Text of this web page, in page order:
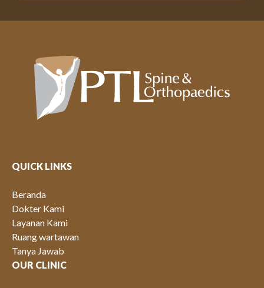
QUICK LINKS
Beranda
Dokter Kami
Layanan Kami
Ruang wartawan
Tanya Jawab
OUR CLINIC